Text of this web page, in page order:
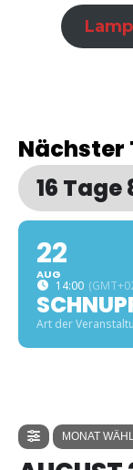
Nächster
16 Tage
22
AUG
14:00
Art der
MONAT